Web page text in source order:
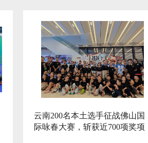
云南200名本土选手征战佛山国
际咏春大赛，斩获近700项奖项